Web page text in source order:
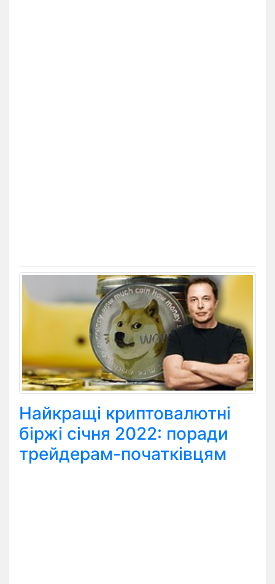
Найкращі криптовалютні
біржі січня 2022: поради
трейдерам-початківцям